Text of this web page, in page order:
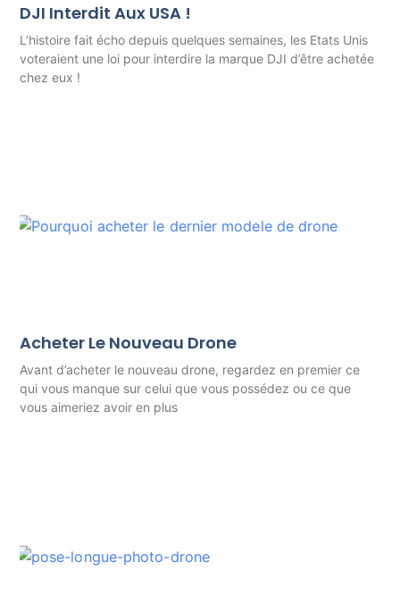
DJI Interdit Aux USA !
L’histoire fait écho depuis quelques semaines, les Etats Unis
voteraient une loi pour interdire la marque DJI d’être achetée
chez eux !
Acheter Le Nouveau Drone
Avant d’acheter le nouveau drone, regardez en premier ce
qui vous manque sur celui que vous possédez ou ce que
vous aimeriez avoir en plus